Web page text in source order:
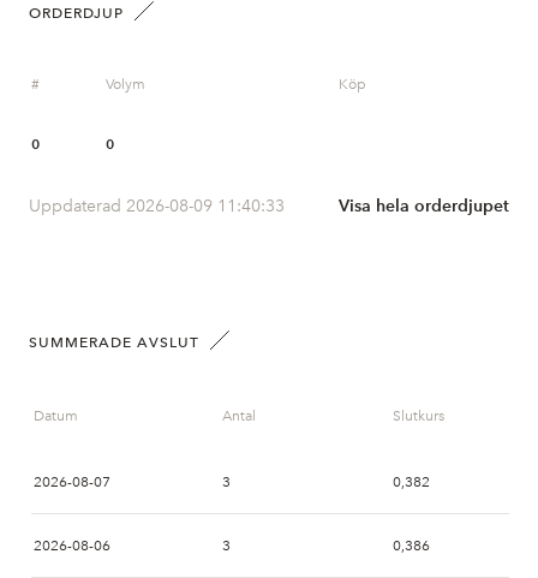
ORDERDJUP
# Volym Köp
0 0
Uppdaterad 2026-08-09 11:40:33 Visa hela orderdjupet
SUMMERADE AVSLUT
Datum Antal Slutkurs
2026-08-07 3 0,382
2026-08-06 3 0,386